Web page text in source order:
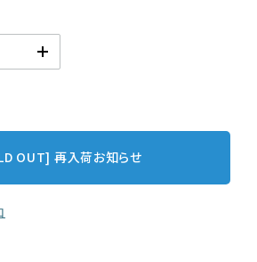
OUT] 再入荷お知らせ